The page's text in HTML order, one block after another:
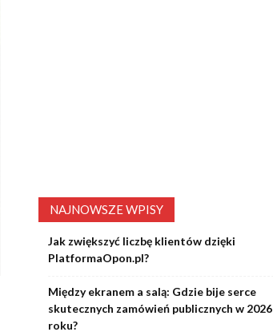
NAJNOWSZE WPISY
Jak zwiększyć liczbę klientów dzięki
PlatformaOpon.pl?
Między ekranem a salą: Gdzie bije serce
skutecznych zamówień publicznych w 2026
roku?